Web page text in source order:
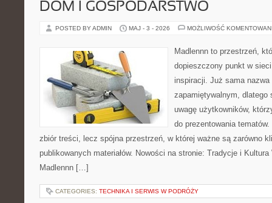
DOM I GOSPODARSTWO
POSTED BY ADMIN MAJ - 3 - 2026 MOŻLIWOŚĆ
Madlennn to przestrzeń,
dopieszczony punkt w
inspiracji. Już sama
zapamiętywalnym, dlatego
uwagę użytkowników,
do prezentowania
zbiór treści, lecz spójna przestrzeń, w której ważne są zarówno
publikowanych materiałów. Nowości na stronie: Tradycje i
Madlennn […]
CATEGORIES: TECHNIKA I SERWIS W PODRÓŻY